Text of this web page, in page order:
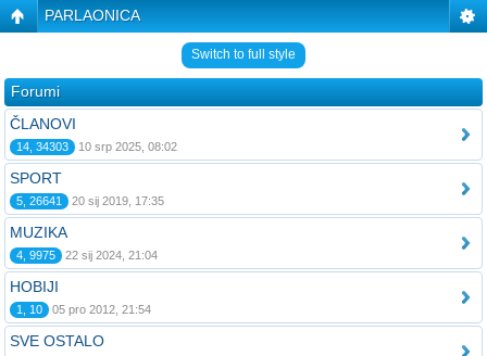
PARLAONICA
Switch to full style
Forumi
ČLANOVI
14, 34303 10 srp 2025, 08:02
SPORT
5, 26641 20 sij 2019, 17:35
MUZIKA
4, 9975 22 sij 2024, 21:04
HOBIJI
1, 10 05 pro 2012, 21:54
SVE OSTALO